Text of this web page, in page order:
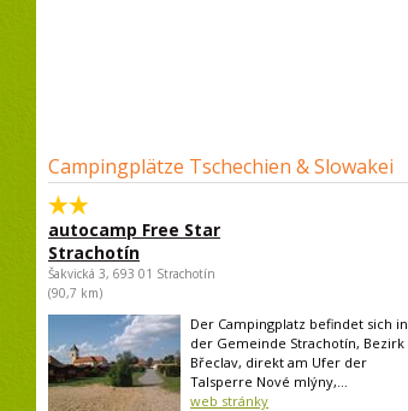
Campingplätze Tschechien & Slowakei
autocamp Free Star
Strachotín
Šakvická 3, 693 01 Strachotín
(90,7 km)
Der Campingplatz befindet sich in
der Gemeinde Strachotín, Bezirk
Břeclav, direkt am Ufer der
Talsperre Nové mlýny,...
web stránky